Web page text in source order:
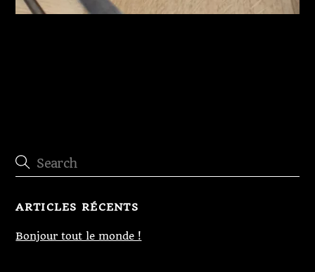
ARTICLES RÉCENTS
Bonjour tout le monde !